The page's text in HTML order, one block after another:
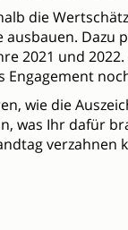
die
2021 und
wie die
was Ihr dafür
verzahnen